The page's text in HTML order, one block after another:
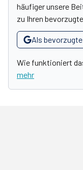
häufiger unsere
zu Ihren
Als
Wie funktioniert
mehr